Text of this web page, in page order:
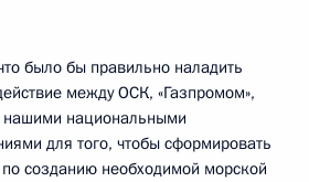
было бы правильно наладить
между ОСК, «Газпромом»,
нашими национальными
для того, чтобы сформировать
созданию необходимой морской